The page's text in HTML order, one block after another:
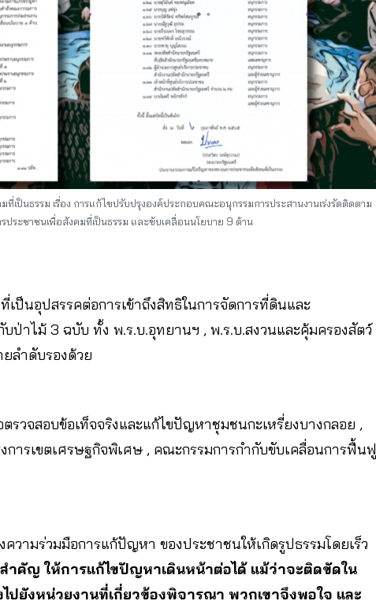
ป็นธรรม เรื่อง การแก้ไขปรับปรุงองค์ประกอบคณะอนุกรรมการประสานงานเร่งรัดติดตาม
ระชาชนเพื่อสังคมที่เป็นธรรม และขับเคลื่อนนโยบาย 9 ด้าน
ป็นอุปสรรคต่อการเข้าถึงสิทธิในการจัดการที่ดินและ
ป่าไม้ 3 ฉบับ ทั้ง พ.ร.บ.อุทยานฯ , พ.ร.บ.สงวนและคุ้มครองสัตว์
ลำดับรองด้วย
รวจสอบข้อเท็จจริงและแก้ไขปัญหาชุมชนกะเหรี่ยงบางกลอย ,
ารเขตเศรษฐกิจพิเศษ , คณะกรรมการกำกับขับเคลื่อนการฟื้นฟู
วามร่วมมือการแก้ปัญหา ของประชาชนให้เกิดรูปธรรมโดยเร็ว
คัญ ให้การแก้ไขปัญหาเดินหน้าต่อได้ แม้ว่าจะติดขัดใน
ไปยังหน่วยงานที่เกี่ยวข้องพิจารณา พวกเขาจึงพอใจ และ